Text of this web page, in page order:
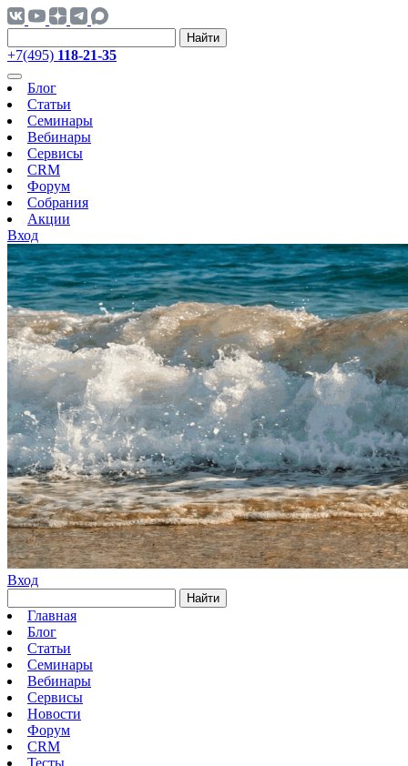
Найти
+7(495) 118-21-35
Блог
Статьи
Семинары
Вебинары
Сервисы
CRM
Форум
Собрания
Акции
Вход
Вход
Найти
Главная
Блог
Статьи
Семинары
Вебинары
Сервисы
Новости
Форум
CRM
Тесты